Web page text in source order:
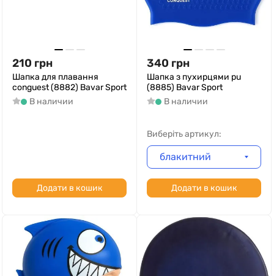
210 грн
Шапка для плавання
conguest (8882) Bavar Sport
В наличии
Додати в кошик
340 грн
Шапка з пухирцями pu
(8885) Bavar Sport
В наличии
Виберіть артикул:
блакитний
Додати в кошик